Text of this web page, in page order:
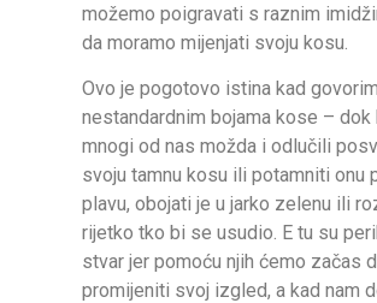
možemo poigravati s raznim
da moramo mijenjati svoju kosu.
Ovo je pogotovo istina kad
nestandardnim bojama kose – dok
mnogi od nas možda i odlučili
svoju tamnu kosu ili potamniti onu
plavu, obojati je u jarko zelenu ili
rijetko tko bi se usudio. E tu su
stvar jer pomoću njih ćemo začas
promijeniti svoj izgled, a kad nam